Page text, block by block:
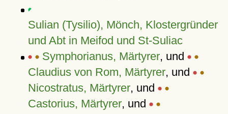
Sulian (Tysilio), Mönch, Klostergründer
und Abt in Meifod und St-Suliac
Symphorianus, Märtyrer, und
Claudius von Rom, Märtyrer, und
Nicostratus, Märtyrer, und
Castorius, Märtyrer, und